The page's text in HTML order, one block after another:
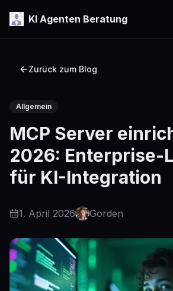
KI Agenten Beratung
Zurück zum Blog
Allgemein
MCP Server
2026: Enterprise-
für KI-Integration
1. April 2026 Gorden